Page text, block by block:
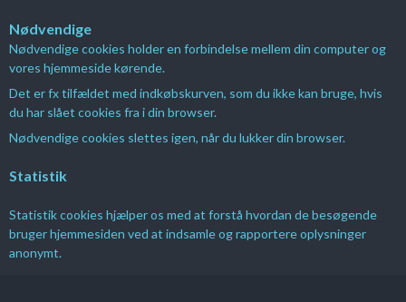
Nødvendige
Nødvendige cookies holder en forbindelse mellem din computer og
vores hjemmeside kørende.
Det er fx tilfældet med indkøbskurven, som du ikke kan bruge, hvis
du har slået cookies fra i din browser.
Nødvendige cookies slettes igen, når du lukker din browser.
Statistik
Statistik cookies hjælper os med at forstå hvordan de besøgende
bruger hjemmesiden ved at indsamle og rapportere oplysninger
anonymt.